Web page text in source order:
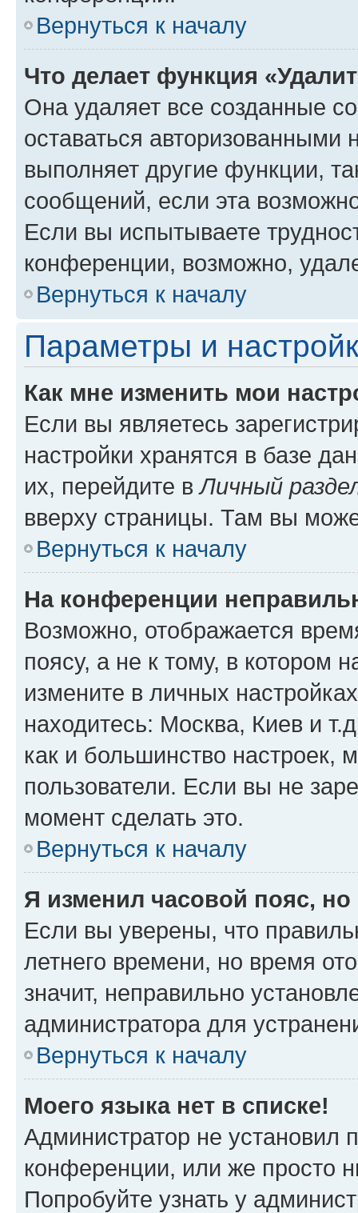
Вернуться к началу
Что делает функция
Она удаляет все созданные
оставаться авторизованными
выполняет другие функции,
сообщений, если эта
Если вы испытываете
конференции, возможно,
Вернуться к началу
Параметры и
Как мне изменить мои
Если вы являетесь
настройки хранятся в базе
их, перейдите вЛичный
вверху страницы. Там вы
Вернуться к началу
На конференции
Возможно, отображается
поясу, а не к тому, в котором
измените в личных
находитесь: Москва, Киев и
как и большинство настроек,
пользователи. Если вы не
момент сделать это.
Вернуться к началу
Я изменил часовой пояс,
Если вы уверены, что
летнего времени, но время
значит, неправильно
администратора для
Вернуться к началу
Моего языка нет в списке!
Администратор не установил
конференции, или же просто
Попробуйте узнать у